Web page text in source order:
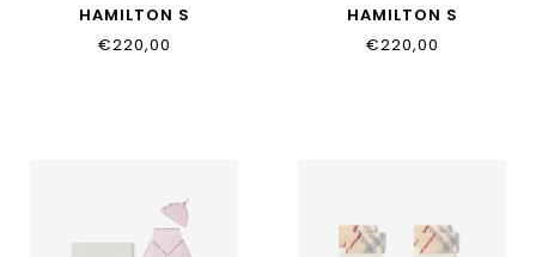
HAMILTON S
SET:122125:A1464
€220,00
HAMILTON S
SET:122125:A2165
€220,00